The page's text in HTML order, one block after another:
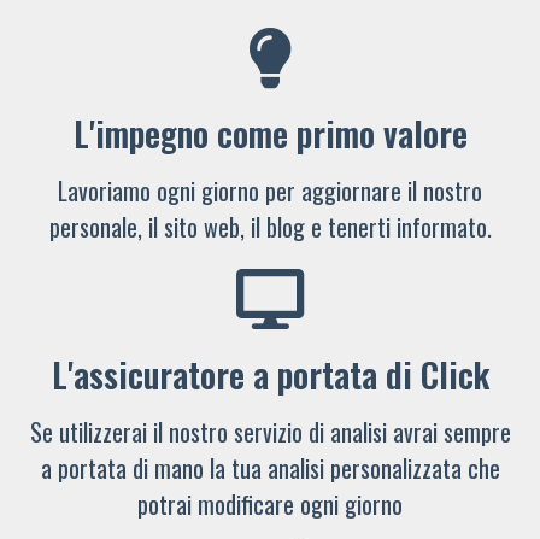
L'impegno come primo valore
Lavoriamo ogni giorno per aggiornare il nostro
personale, il sito web, il blog e tenerti informato.
L'assicuratore a portata di Click
Se utilizzerai il nostro servizio di analisi avrai sempre
a portata di mano la tua analisi personalizzata che
potrai modificare ogni giorno